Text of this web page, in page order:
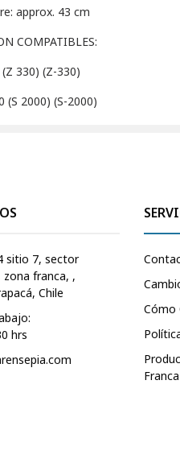
approx. 43 cm
COMPATIBLES:
330) (Z-330)
(S 2000) (S-2000)
sitio 7, sector
franca, ,
Chile
hrs
Cómo
Franca